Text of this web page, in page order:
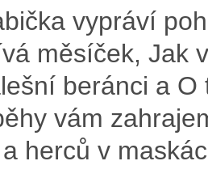
vypráví
měsíček, Jak
beránci a
vám
herců v